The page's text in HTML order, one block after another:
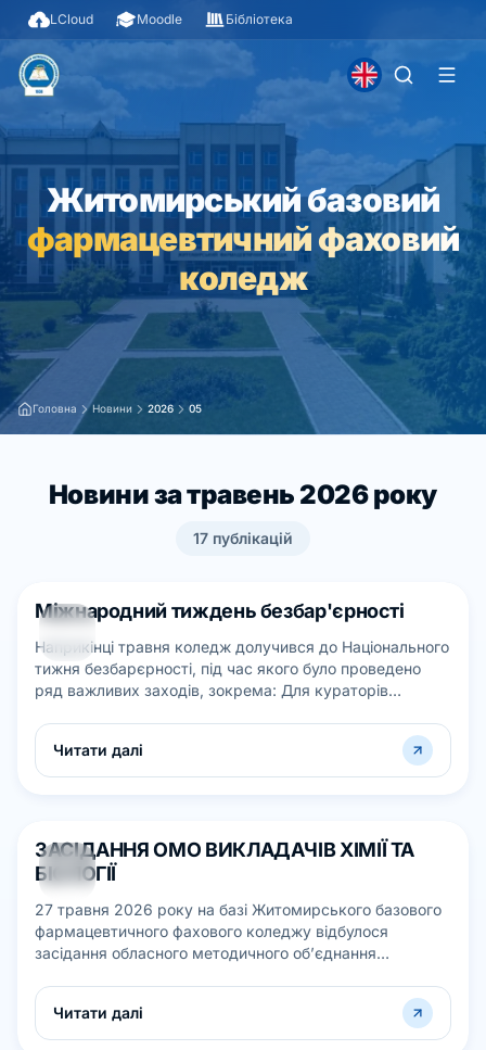
LCloud Moodle Бібліотека
Житомирський базовий
фармацевтичний фаховий
коледж
Головна Новини 2026 05
Новини за травень 2026 року
17 публікацій
28
Міжнародний тиждень безбар'єрності
Наприкінці травня коледж долучився до Національного
тижня безбарєрності, під час якого було проведено
ряд важливих заходів, зокрема: Для кураторів
Читати далі
27
ТРАВ
ЗАСІДАННЯ ОМО ВИКЛАДАЧІВ ХІМІЇ ТА
БІОЛОГІЇ
27 травня 2026 року на базі Житомирського базового
фармацевтичного фахового коледжу відбулося
засідання обласного методичного об’єднання
Читати далі